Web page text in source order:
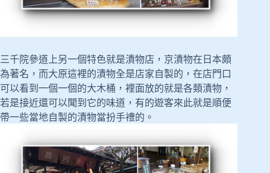
三千院參道上另一個特色就是漬物店，京漬物在日本頗
為著名，而大原這裡的漬物全是店家自製的，在店門口
可以看到一個一個的大木桶，裡面放的就是各類漬物，
若是接近還可以聞到它的味道，有的遊客來此就是順便
帶一些當地自製的漬物當扮手禮的。